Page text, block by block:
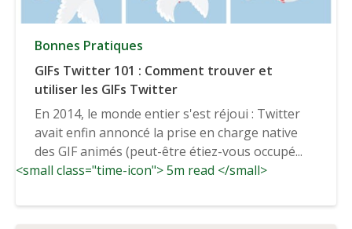
Bonnes Pratiques
GIFs Twitter 101 : Comment trouver et
utiliser les GIFs Twitter
En 2014, le monde entier s'est réjoui : Twitter
avait enfin annoncé la prise en charge native
des GIF animés (peut-être étiez-vous occupé...
<small class="time-icon"> 5m read </small>